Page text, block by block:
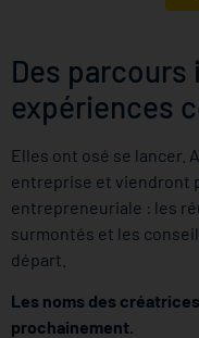
Des parcours
expériences
Elles ont osé se lancer.
entreprise et viendront
entrepreneuriale : les
surmontés et les
départ.
Les noms des
prochainement.